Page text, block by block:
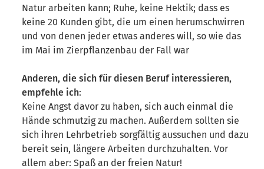
Natur arbeiten kann; Ruhe, keine Hektik; dass es
keine 20 Kunden gibt, die um einen herumschwirren
und von denen jeder etwas anderes will, so wie das
im Mai im Zierpflanzenbau der Fall war
Anderen, die sich für diesen Beruf interessieren,
empfehle ich:
Keine Angst davor zu haben, sich auch einmal die
Hände schmutzig zu machen. Außerdem sollten sie
sich ihren Lehrbetrieb sorgfältig aussuchen und dazu
bereit sein, längere Arbeiten durchzuhalten. Vor
allem aber: Spaß an der freien Natur!